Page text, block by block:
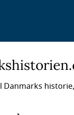
Danmarks